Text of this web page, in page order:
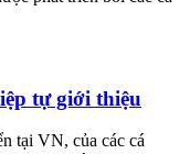
tự giới thiệu
tại VN, của các cá